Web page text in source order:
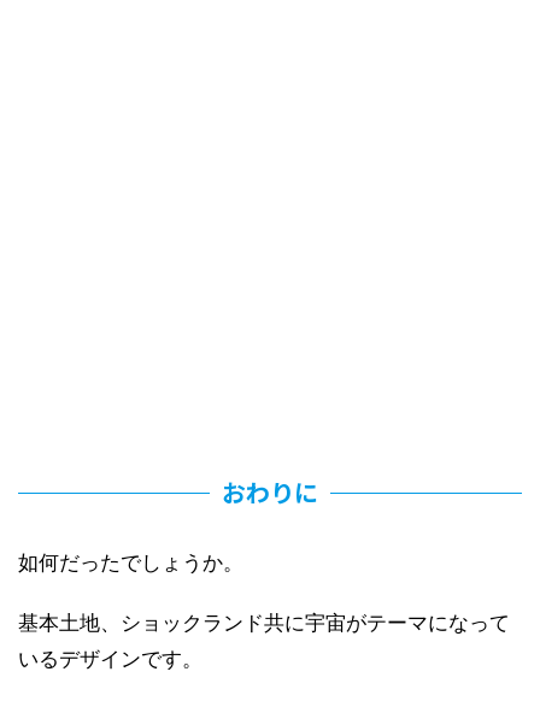
おわりに
如何だったでしょうか。
基本土地、ショックランド共に宇宙がテーマになって
いるデザインです。